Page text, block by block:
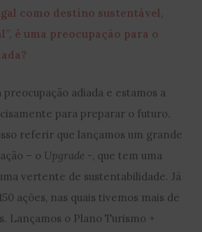
como destino sustentável,
é uma preocupação para o
adiada e estamos a
para preparar o futuro.
referir que lançamos um grande
– o Upgrade -, que tem uma
vertente de sustentabilidade. Já
ações, nas quais tivemos mais de
Lançamos o Plano Turismo +